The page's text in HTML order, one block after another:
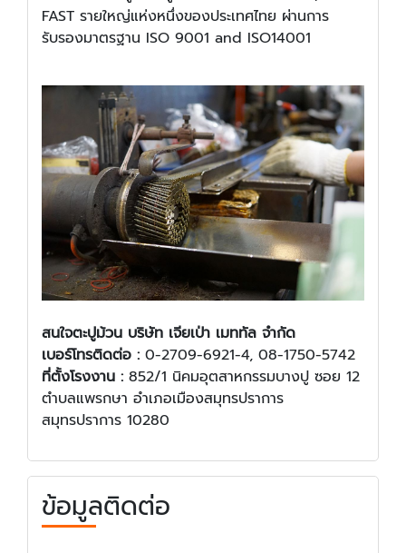
FAST รายใหญ่แห่งหนึ่งของประเทศไทย ผ่านการ
รับรองมาตรฐาน ISO 9001 and ISO14001
สนใจตะปูม้วน บริษัท เจียเป่า เมททัล จำกัด
เบอร์โทรติดต่อ : 0-2709-6921-4, 08-1750-5742
ที่ตั้งโรงงาน : 852/1 นิคมอุตสาหกรรมบางปู ซอย 12
ตำบลแพรกษา อำเภอเมืองสมุทรปราการ
สมุทรปราการ 10280
ข้อมูลติดต่อ